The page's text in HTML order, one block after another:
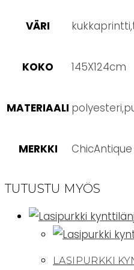
VÄRI
KOKO 145X124cm
MATERIAALI
MERKKI ChicAntique
TUTUSTU MYÖS
LASIPURKKI